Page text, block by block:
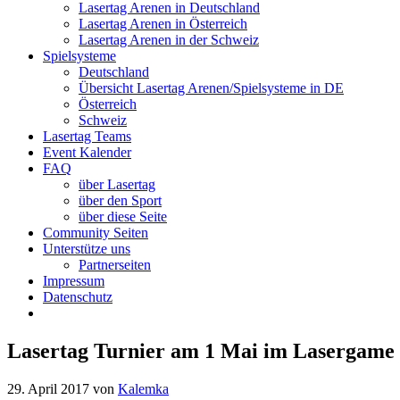
Lasertag Arenen in Deutschland
Lasertag Arenen in Österreich
Lasertag Arenen in der Schweiz
Spielsysteme
Deutschland
Übersicht Lasertag Arenen/Spielsysteme in DE
Österreich
Schweiz
Lasertag Teams
Event Kalender
FAQ
über Lasertag
über den Sport
über diese Seite
Community Seiten
Unterstütze uns
Partnerseiten
Impressum
Datenschutz
Lasertag Turnier am 1 Mai im
29. April 2017 von Kalemka